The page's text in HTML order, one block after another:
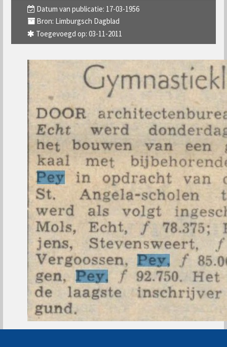
Datum van publicatie: 17-03-1956
Bron: Limburgsch Dagblad
Toegevoegd op: 03-11-2011